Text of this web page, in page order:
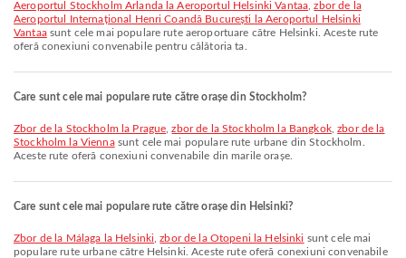
Aeroportul Stockholm Arlanda la Aeroportul Helsinki Vantaa ,zbor de la
Aeroportul Internațional Henri Coandă București la Aeroportul Helsinki
Vantaasunt cele mai populare rute aeroportuare către Helsinki. Aceste rute
oferă conexiuni convenabile pentru călătoria ta.
Care sunt cele mai populare rute către orașe din Stockholm?
zbor de la Stockholm la Prague ,zbor de la Stockholm la Bangkok,zbor de la
Stockholm la Viennasunt cele mai populare rute urbane din Stockholm.
Aceste rute oferă conexiuni convenabile din marile orașe.
Care sunt cele mai populare rute către orașe din Helsinki?
zbor de la Málaga la Helsinki ,zbor de la Otopeni la Helsinki sunt cele mai
populare rute urbane către Helsinki. Aceste rute oferă conexiuni convenabile